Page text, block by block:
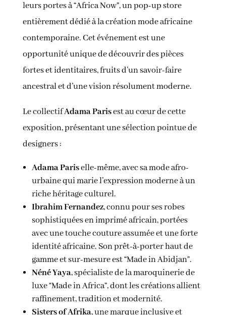
leurs portes à “Africa Now”, un pop-up store
entièrement dédié à la création mode africaine
contemporaine. Cet événement est une
opportunité unique de découvrir des pièces
fortes et identitaires, fruits d’un savoir-faire
ancestral et d’une vision résolument moderne.
Le collectifAdama Parisest au cœur de cette
exposition, présentant une sélection pointue de
designers :
Adama Pariselle-même, avec sa mode afro-
urbaine qui marie l’expression moderne à un
riche héritage culturel.
Ibrahim Fernandez, connu pour ses robes
sophistiquées en imprimé africain, portées
avec une touche couture assumée et une forte
identité africaine. Son prêt-à-porter haut de
gamme et sur-mesure est “Made in Abidjan”.
Néné Yaya, spécialiste de la maroquinerie de
luxe “Made in Africa”, dont les créations allient
raffinement, tradition et modernité.
Sisters of Afrika, une marque inclusive et